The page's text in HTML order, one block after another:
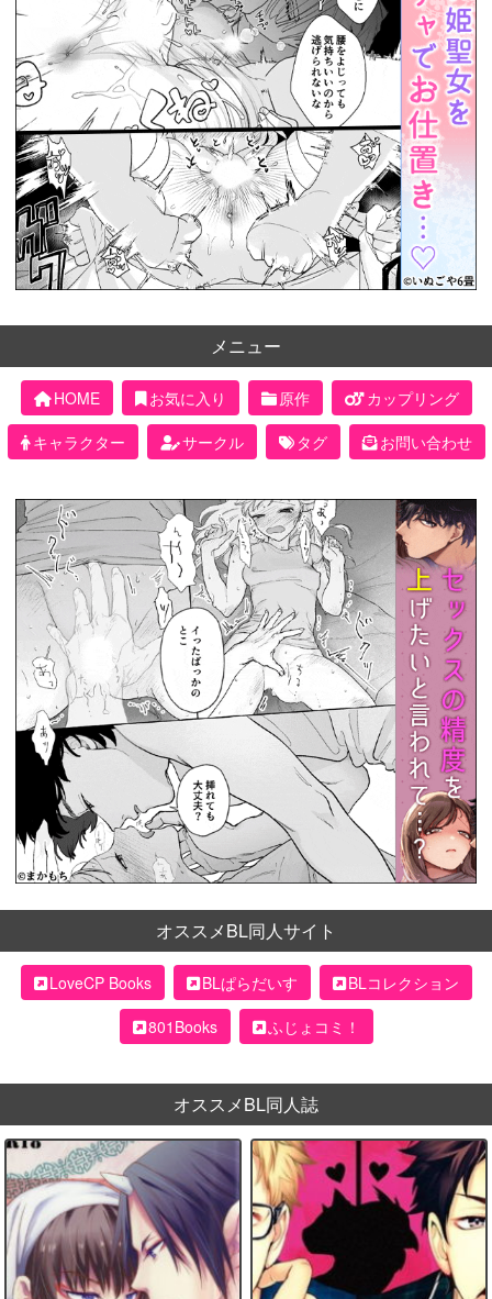
メニュー
HOME お気に入り 原作
カップリング
キャラクター
サークル タグ お問い合わせ
オススメBL同人サイト
LoveCP Books BLぱらだいす
BLコレクション
801Books
ふじょコミ！
オススメBL同人誌